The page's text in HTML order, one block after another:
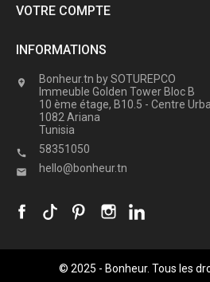
VOTRE COMPTE
INFORMATIONS

Bonheur.tn by SOTUREPCO
Immeuble Golden Tower Bloc B
10 ème étage, B10.5 - Centre
1082 Ariana
Tunisia
 58351050
 hello@bonheur.tn
© 2025 - Bonheur. Tous les